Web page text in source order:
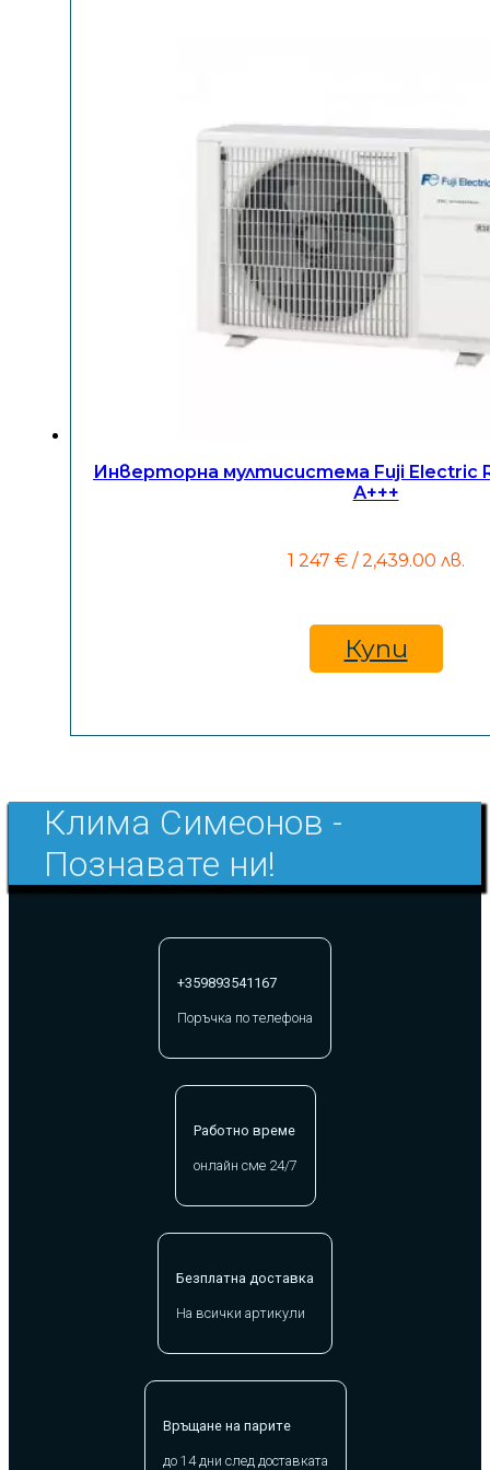
Инверторна мултисистема Fuji Electric
А+++
1 247 € / 2,439.00 лв.
Купи
Клима Симеонов -
Познавате ни!
+359893541167
Поръчка по телефона
Работно време
онлайн сме 24/7
Безплатна доставка
На всички артикули
Връщане на парите
до 14 дни след доставката